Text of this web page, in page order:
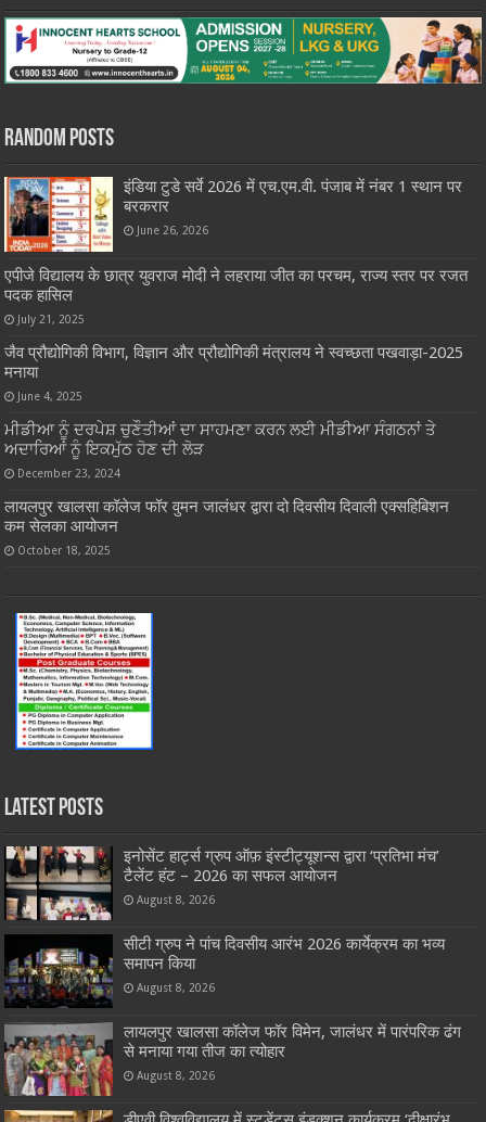
Random Posts
इंडिया टुडे सर्वे 2026 में एच.एम.वी. पंजाब में नंबर 1 स्थान पर
बरकरार
June 26, 2026
एपीजे विद्यालय के छात्र युवराज मोदी ने लहराया जीत का परचम, राज्य स्तर पर रजत
पदक हासिल
July 21, 2025
जैव प्रौद्योगिकी विभाग, विज्ञान और प्रौद्योगिकी मंत्रालय ने स्वच्छता पखवाड़ा-2025
मनाया
June 4, 2025
ਮੀਡੀਆ ਨੂੰ ਦਰਪੇਸ਼ ਚੁਣੌਤੀਆਂ ਦਾ ਸਾਹਮਣਾ ਕਰਨ ਲਈ ਮੀਡੀਆ ਸੰਗਠਨਾਂ ਤੇ
ਅਦਾਰਿਆਂ ਨੂੰ ਇਕਮੁੱਠ ਹੋਣ ਦੀ ਲੋੜ
December 23, 2024
लायलपुर खालसा कॉलेज फॉर वुमन जालंधर द्वारा दो दिवसीय दिवाली एक्सहिबिशन
कम सेलका आयोजन
October 18, 2025
Latest Posts
इनोसेंट हार्ट्स ग्रुप ऑफ़ इंस्टीट्यूशन्स द्वारा ‘प्रतिभा मंच’
टैलेंट हंट – 2026 का सफल आयोजन
August 8, 2026
सीटी ग्रुप ने पांच दिवसीय आरंभ 2026 कार्येक्रम का भव्य
समापन किया
August 8, 2026
लायलपुर खालसा कॉलेज फॉर विमेन, जालंधर में पारंपरिक ढंग
से मनाया गया तीज का त्योहार
August 8, 2026